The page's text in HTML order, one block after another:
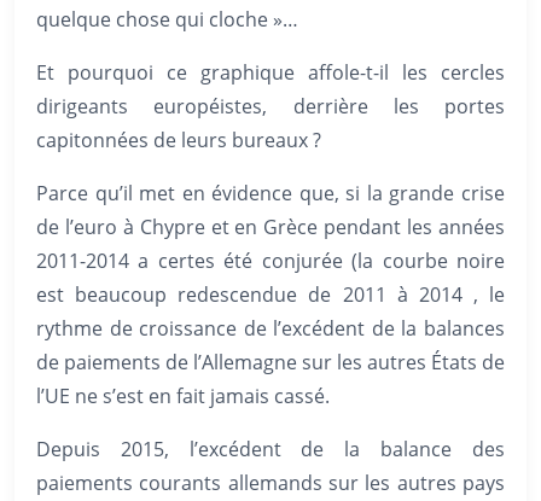
quelque chose qui cloche »…
Et pourquoi ce graphique affole-t-il les cercles
dirigeants européistes, derrière les portes
capitonnées de leurs bureaux ?
Parce qu’il met en évidence que, si la grande crise
de l’euro à Chypre et en Grèce pendant les années
2011-2014 a certes été conjurée (la courbe noire
est beaucoup redescendue de 2011 à 2014 , le
rythme de croissance de l’excédent de la balances
de paiements de l’Allemagne sur les autres États de
l’UE ne s’est en fait jamais cassé.
Depuis 2015, l’excédent de la balance des
paiements courants allemands sur les autres pays